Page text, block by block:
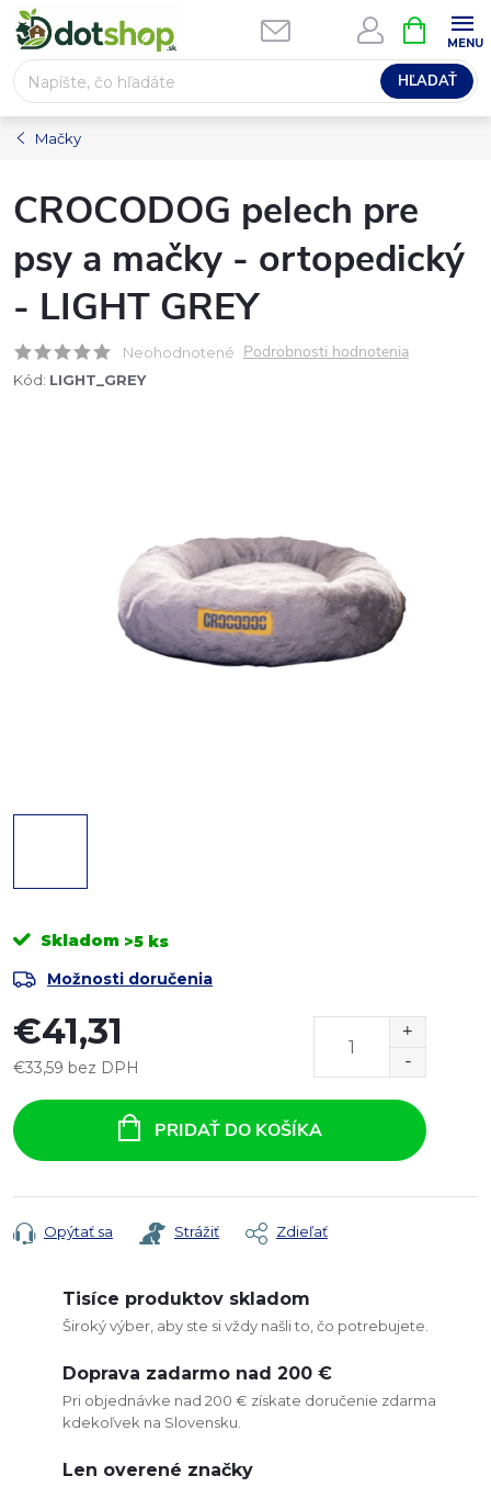
Prejsť
na
obsah
HĽADAŤ
KOŠÍK
Mačky
CROCODOG pelech pre
psy a mačky - ortopedický
- LIGHT GREY
Neohodnotené Podrobnosti hodnotenia
Kód: LIGHT_GREY
Skladom >5 ks
Možnosti doručenia
€41,31
€33,59 bez DPH
cena:
PRIDAŤ DO KOŠÍKA
Opýtať sa Strážiť Zdieľať
Tisíce produktov skladom
Široký výber, aby ste si vždy našli to, čo potrebujete.
Doprava zadarmo nad 200 €
Pri objednávke nad 200 € získate doručenie zdarma
kdekoľvek na Slovensku.
Len overené značky